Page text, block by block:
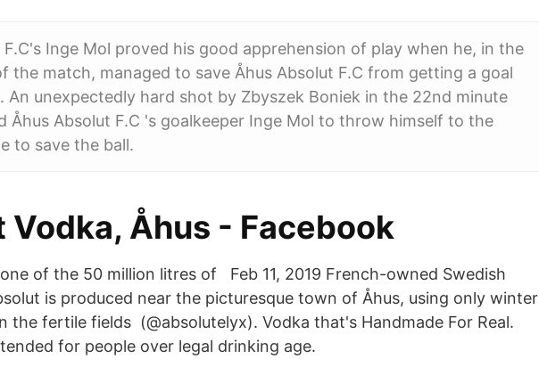
F.C's Inge Mol proved his good apprehension of play when he, in the
the match, managed to save Åhus Absolut F.C from getting a goal
An unexpectedly hard shot by Zbyszek Boniek in the 22nd minute
Åhus Absolut F.C 's goalkeeper Inge Mol to throw himself to the
to save the ball.
Vodka, Åhus - Facebook
of the 50 million litres of Feb 11, 2019 French-owned Swedish
is produced near the picturesque town of Åhus, using only winter
the fertile fields (@absolutelyx). Vodka that's Handmade For Real.
for people over legal drinking age.